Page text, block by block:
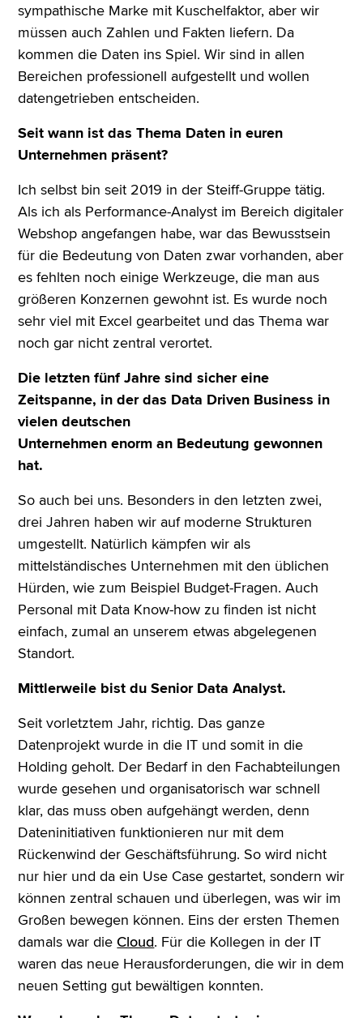
sympathische Marke mit Kuschelfaktor, aber wir
müssen auch Zahlen und Fakten liefern. Da
kommen die Daten ins Spiel. Wir sind in allen
Bereichen professionell aufgestellt und wollen
datengetrieben entscheiden.
Seit wann ist das Thema Daten in euren
Unternehmen präsent?
Ich selbst bin seit 2019 in der Steiff-Gruppe tätig.
Als ich als Performance-Analyst im Bereich digitaler
Webshop angefangen habe, war das Bewusstsein
für die Bedeutung von Daten zwar vorhanden, aber
es fehlten noch einige Werkzeuge, die man aus
größeren Konzernen gewohnt ist. Es wurde noch
sehr viel mit Excel gearbeitet und das Thema war
noch gar nicht zentral verortet.
Die letzten fünf Jahre sind sicher eine
Zeitspanne, in der das Data Driven Business in
vielen deutschen
Unternehmen enorm an Bedeutung gewonnen
hat.
So auch bei uns. Besonders in den letzten zwei,
drei Jahren haben wir auf moderne Strukturen
umgestellt. Natürlich kämpfen wir als
mittelständisches Unternehmen mit den üblichen
Hürden, wie zum Beispiel Budget-Fragen. Auch
Personal mit Data Know-how zu finden ist nicht
einfach, zumal an unserem etwas abgelegenen
Standort.
Mittlerweile bist du Senior Data Analyst.
Seit vorletztem Jahr, richtig. Das ganze
Datenprojekt wurde in die IT und somit in die
Holding geholt. Der Bedarf in den Fachabteilungen
wurde gesehen und organisatorisch war schnell
klar, das muss oben aufgehängt werden, denn
Dateninitiativen funktionieren nur mit dem
Rückenwind der Geschäftsführung. So wird nicht
nur hier und da ein Use Case gestartet, sondern wir
können zentral schauen und überlegen, was wir im
Großen bewegen können. Eins der ersten Themen
damals war dieCloud. Für die Kollegen in der IT
waren das neue Herausforderungen, die wir in dem
neuen Setting gut bewältigen konnten.